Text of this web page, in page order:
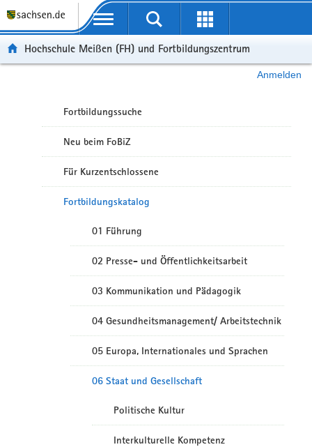
Portalübergreifende Navigation
Hochschule Meißen (FH) und Fortbildungszentrum
Anmelden
Fortbildungssuche
Neu beim FoBiZ
Für Kurzentschlossene
Fortbildungskatalog
01 Führung
02 Presse- und Öffentlichkeitsarbeit
03 Kommunikation und Pädagogik
04 Gesundheitsmanagement/ Arbeitstechnik
05 Europa, Internationales und Sprachen
06 Staat und Gesellschaft
Politische Kultur
Interkulturelle Kompetenz